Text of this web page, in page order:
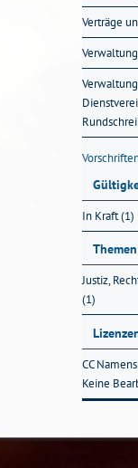
Verträge
In Kraft (1)
Themen
Justiz,
(1)
CC
Keine